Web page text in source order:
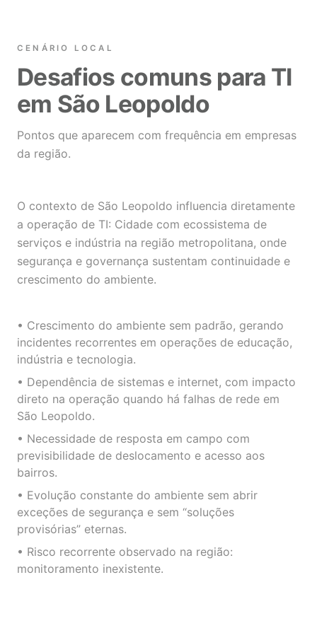
CENÁRIO LOCAL
Desafios comuns para TI
em São Leopoldo
Pontos que aparecem com frequência em empresas
da região.
O contexto de São Leopoldo influencia diretamente
a operação de TI: Cidade com ecossistema de
serviços e indústria na região metropolitana, onde
segurança e governança sustentam continuidade e
crescimento do ambiente.
• Crescimento do ambiente sem padrão, gerando
incidentes recorrentes em operações de educação,
indústria e tecnologia.
• Dependência de sistemas e internet, com impacto
direto na operação quando há falhas de rede em
São Leopoldo.
• Necessidade de resposta em campo com
previsibilidade de deslocamento e acesso aos
bairros.
• Evolução constante do ambiente sem abrir
exceções de segurança e sem “soluções
provisórias” eternas.
• Risco recorrente observado na região:
monitoramento inexistente.